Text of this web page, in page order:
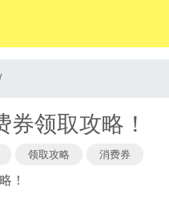
领取攻略！
领取攻略 消费券